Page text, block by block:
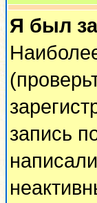
Я был
запись